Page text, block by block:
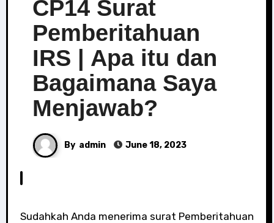
CP14 Surat
Pemberitahuan
IRS | Apa itu dan
Bagaimana Saya
Menjawab?
By admin June 18, 2023
Sudahkah Anda menerima surat Pemberitahuan